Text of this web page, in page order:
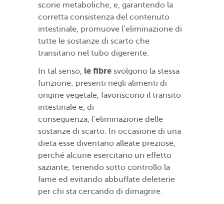
scorie metaboliche, e, garantendo la
corretta consistenza del contenuto
intestinale, promuove l’eliminazione di
tutte le sostanze di scarto che
transitano nel tubo digerente.
In tal senso, le fibre svolgono la stessa
funzione: presenti negli alimenti di
origine vegetale, favoriscono il transito
intestinale e, di
conseguenza, l’eliminazione delle
sostanze di scarto. In occasione di una
dieta esse diventano alleate preziose,
perché alcune esercitano un effetto
saziante, tenendo sotto controllo la
fame ed evitando abbuffate deleterie
per chi sta cercando di dimagrire.